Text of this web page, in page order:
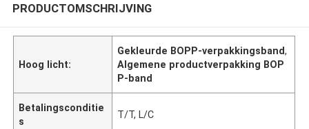
PRODUCTOMSCHRIJVING
Hoog licht:
Gekleurde BOPP-verpakkingsband,
Algemene productverpakking BOP
P-band
Betalingsconditie
s
T/T, L/C